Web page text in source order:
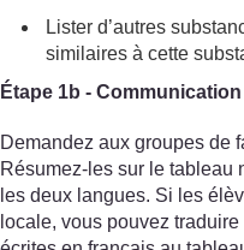
Lister d’autres
similaires à cette
Étape 1b - Communication
Demandez aux groupes de
Résumez-les sur le tableau
les deux langues. Si les
locale, vous pouvez